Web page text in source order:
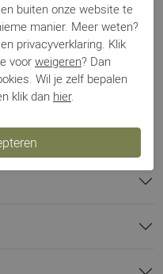
buiten onze website te
manier. Meer weten?
privacyverklaring. Klik
voor weigeren? Dan
Wil je zelf bepalen
klik dan hier.